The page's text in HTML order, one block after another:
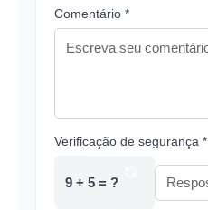
Comentário *
Verificação de segurança *
9 + 5 = ?